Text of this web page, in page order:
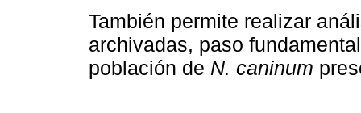
También permite realizar
archivadas, paso
población de N. caninum